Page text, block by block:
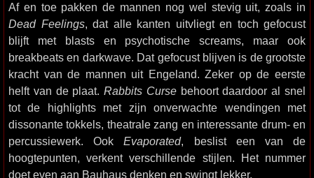
Af en toe pakken de mannen nog wel stevig uit, zoals in
Dead Feelings, dat alle kanten uitvliegt en toch gefocust
blijft met blasts en psychotische screams, maar ook
breakbeats en darkwave. Dat gefocust blijven is de grootste
kracht van de mannen uit Engeland. Zeker op de eerste
helft van de plaat.Rabbits Cursebehoort daardoor al snel
tot de highlights met zijn onverwachte wendingen met
dissonante tokkels, theatrale zang en interessante drum- en
percussiewerk. OokEvaporated, beslist een van de
hoogtepunten, verkent verschillende stijlen. Het nummer
doet even aan Bauhaus denken en swingt lekker.